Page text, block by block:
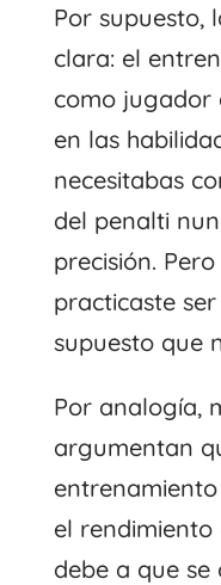
Por supuesto,
clara: el
como jugador
en las
necesitabas
del penalti
precisión.
practicaste ser
supuesto que
Por analogía,
argumentan
el
debe a que